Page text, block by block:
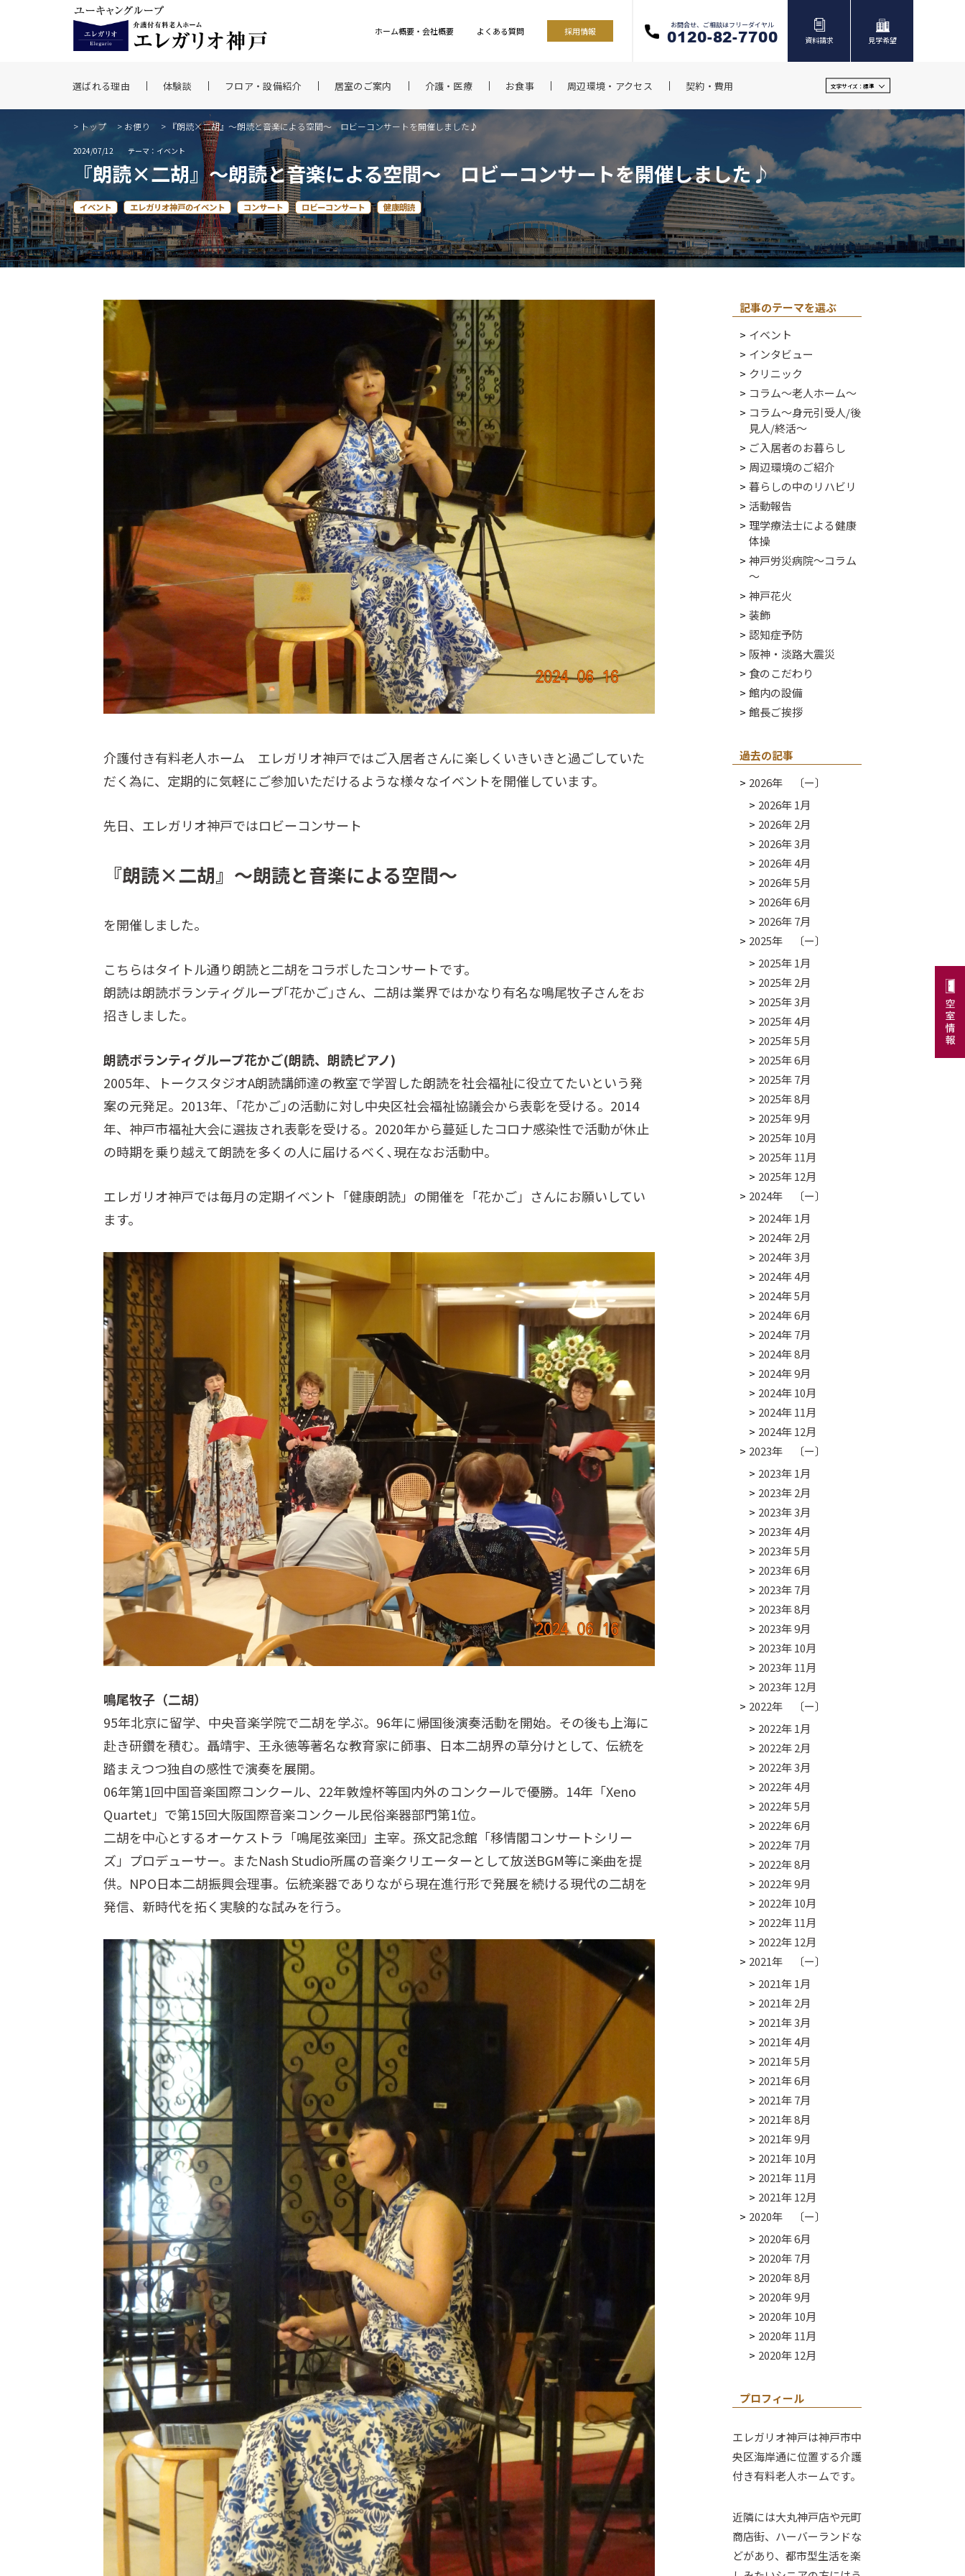
ホーム概要・会社概要 よくある質問 採用情報
お問合せ、ご相談はフリーダイヤル
0120-82-7700 資料請求 見学希望
選ばれる理由 体験談 フロア・設備紹介 居室のご案内 介護・医療 お食事 周辺環境・アクセス 契約・費用 文字サイズ： 標準
> トップ > お便り > 『朗読×二胡』～朗読と音楽による空間～ ロビーコンサートを開催しました♪
2024/07/12 テーマ：イベント
『朗読×二胡』～朗読と音楽による空間～ ロビーコンサートを開催しました♪
イベント エレガリオ神戸のイベント コンサート ロビーコンサート 健康朗読
介護付き有料老人ホーム エレガリオ神戸ではご入居者さんに楽しくいきいきと過ごしていた
だく為に、定期的に気軽にご参加いただけるような様々なイベントを開催しています。
先日、エレガリオ神戸ではロビーコンサート
『朗読×二胡』～朗読と音楽による空間～
を開催しました。
こちらはタイトル通り朗読と二胡をコラボしたコンサートです。
朗読は朗読ボランティグループ｢花かご｣さん、二胡は業界ではかなり有名な鳴尾牧子さんをお
招きしました。
朗読ボランティグループ花かご(朗読、朗読ピアノ)
2005年、トークスタジオA朗読講師達の教室で学習した朗読を社会福祉に役立てたいという発
案の元発足。2013年、｢花かご｣の活動に対し中央区社会福祉協議会から表彰を受ける。2014
年、神戸市福祉大会に選抜され表彰を受ける。2020年から蔓延したコロナ感染性で活動が休止
の時期を乗り越えて朗読を多くの人に届けるべく､現在なお活動中。
エレガリオ神戸では毎月の定期イベント「健康朗読」の開催を「花かご」さんにお願いしてい
ます。
鳴尾牧子（二胡）
95年北京に留学、中央音楽学院で二胡を学ぶ。96年に帰国後演奏活動を開始。その後も上海に
赴き研鑽を積む。聶靖宇、王永徳等著名な教育家に師事、日本二胡界の草分けとして、伝統を
踏まえつつ独自の感性で演奏を展開。
06年第1回中国音楽国際コンクール、22年敦煌杯等国内外のコンクールで優勝。14年「Xeno
Quartet」で第15回大阪国際音楽コンクール民俗楽器部門第1位。
二胡を中心とするオーケストラ「鳴尾弦楽団」主宰。孫文記念館「移情閣コンサートシリー
ズ」プロデューサー。またNash Studio所属の音楽クリエーターとして放送BGM等に楽曲を提
供。NPO日本二胡振興会理事。伝統楽器でありながら現在進行形で発展を続ける現代の二胡を
発信、新時代を拓く実験的な試みを行う。
記事のテーマを選ぶ
イベント
インタビュー
クリニック
コラム～老人ホーム～
コラム～身元引受人/後
見人/終活～
ご入居者のお暮らし
周辺環境のご紹介
暮らしの中のリハビリ
活動報告
理学療法士による健康
体操
神戸労災病院～コラム
～
神戸花火
装飾
認知症予防
阪神・淡路大震災
食のこだわり
館内の設備
館長ご挨拶
過去の記事
2026年 〔ー〕
2026年 1月
2026年 2月
2026年 3月
2026年 4月
2026年 5月
2026年 6月
2026年 7月
2025年 〔ー〕
2025年 1月
2025年 2月
2025年 3月
2025年 4月
2025年 5月
2025年 6月
2025年 7月
2025年 8月
2025年 9月
2025年 10月
2025年 11月
2025年 12月
2024年 〔ー〕
2024年 1月
2024年 2月
2024年 3月
2024年 4月
2024年 5月
2024年 6月
2024年 7月
2024年 8月
2024年 9月
2024年 10月
2024年 11月
2024年 12月
2023年 〔ー〕
2023年 1月
2023年 2月
2023年 3月
2023年 4月
2023年 5月
2023年 6月
2023年 7月
2023年 8月
2023年 9月
2023年 10月
2023年 11月
2023年 12月
2022年 〔ー〕
2022年 1月
2022年 2月
2022年 3月
2022年 4月
2022年 5月
2022年 6月
2022年 7月
2022年 8月
2022年 9月
2022年 10月
2022年 11月
2022年 12月
2021年 〔ー〕
2021年 1月
2021年 2月
2021年 3月
2021年 4月
2021年 5月
2021年 6月
2021年 7月
2021年 8月
2021年 9月
2021年 10月
2021年 11月
2021年 12月
2020年 〔ー〕
2020年 6月
2020年 7月
2020年 8月
2020年 9月
2020年 10月
2020年 11月
2020年 12月
プロフィール
エレガリオ神戸は神戸市中
央区海岸通に位置する介護
付き有料老人ホームです。
近隣には大丸神戸店や元町
商店街、ハーバーランドな
どがあり、都市型生活を楽